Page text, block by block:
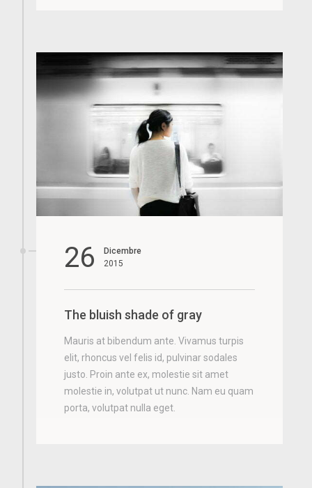
26
Dicembre
2015
The bluish shade of gray
Mauris at bibendum ante. Vivamus turpis
elit, rhoncus vel felis id, pulvinar sodales
justo. Proin ante ex, molestie sit amet
molestie in, volutpat ut nunc. Nam eu quam
porta, volutpat nulla eget.